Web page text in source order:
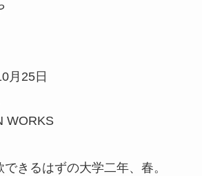
月25日
WORKS
きるはずの大学二年、春。